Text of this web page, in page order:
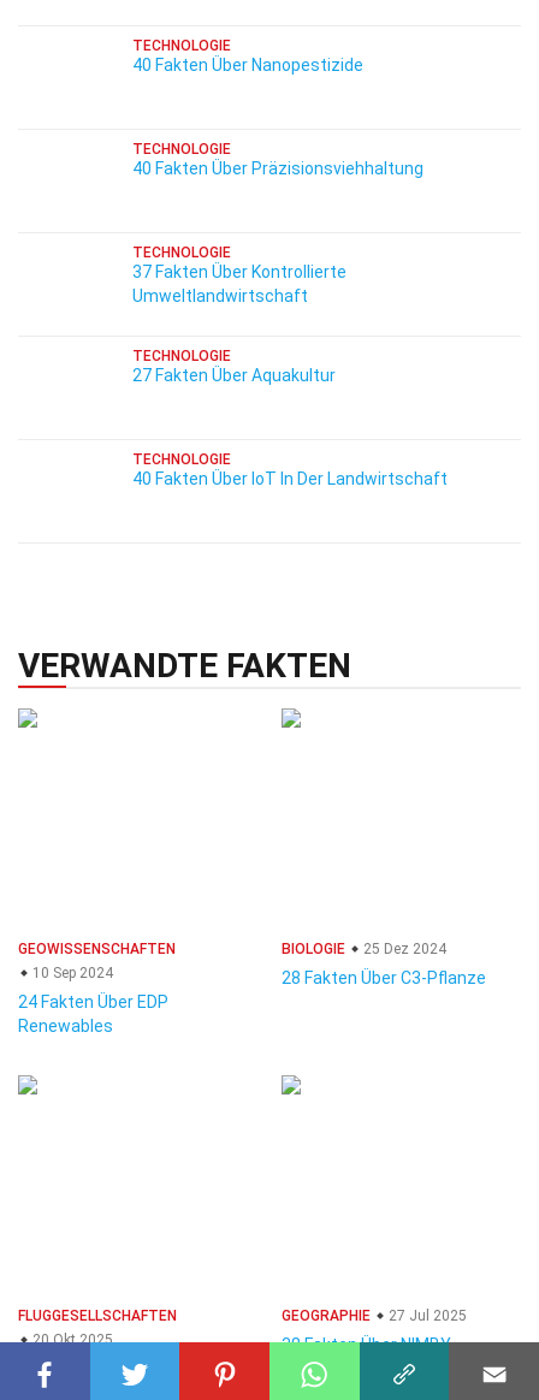
TECHNOLOGIE
40 Fakten Über Nanopestizide
TECHNOLOGIE
40 Fakten Über Präzisionsviehhaltung
TECHNOLOGIE
37 Fakten Über Kontrollierte
Umweltlandwirtschaft
TECHNOLOGIE
27 Fakten Über Aquakultur
TECHNOLOGIE
40 Fakten Über IoT In Der Landwirtschaft
VERWANDTE FAKTEN
GEOWISSENSCHAFTEN
10 Sep 2024
24 Fakten Über EDP
Renewables
BIOLOGIE 25 Dez 2024
28 Fakten Über C3-Pflanze
FLUGGESELLSCHAFTEN
20 Okt 2025
27 Fakten Über Bristow
Hubschrauber
GEOGRAPHIE 27 Jul 2025
38 Fakten Über NIMBY-
Phänomen (Not In My
Backyard)